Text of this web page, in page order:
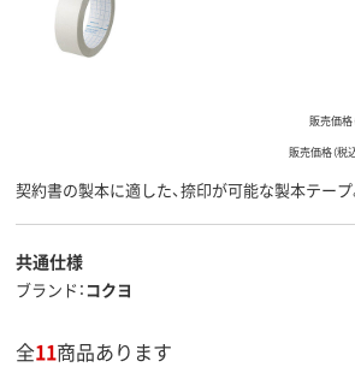
販売価格
販売価格（税
契約書の製本に適した、捺印が可能な製本テープ
共通仕様
ブランド コクヨ
全11商品あります